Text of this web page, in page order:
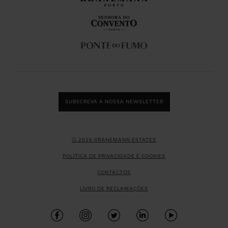
SUBSCREVA A NOSSA NEWSLETTER
Ⓒ 2026 KRANEMANN ESTATES
POLÍTICA DE PRIVACIDADE E COOKIES
CONTACTOS
LIVRO DE RECLAMAÇÕES